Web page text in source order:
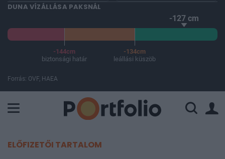
DUNA VÍZÁLLÁSA PAKSNÁL
-127 cm
-144cm
biztonsági határ
-134cm
leállási küszöb
Forrás: OVF, HAEA
ELŐFIZETŐI TARTALOM